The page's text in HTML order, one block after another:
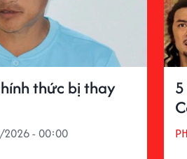
thức bị thay
- 00:00